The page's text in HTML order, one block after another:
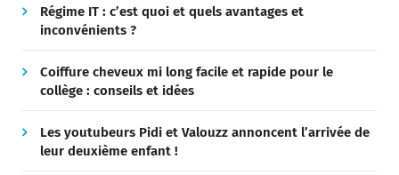
Régime IT : c’est quoi et quels avantages et
inconvénients ?
Coiffure cheveux mi long facile et rapide pour le
collège : conseils et idées
Les youtubeurs Pidi et Valouzz annoncent l’arrivée de
leur deuxième enfant !